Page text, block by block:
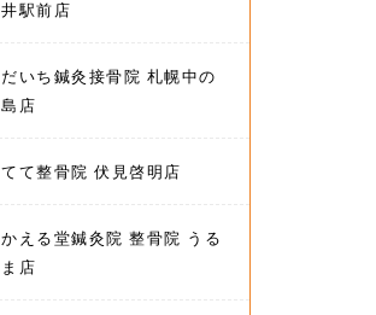
井駅前店
だいち鍼灸接骨院 札幌中の
島店
てて整骨院 伏見啓明店
かえる堂鍼灸院 整骨院 うる
ま店